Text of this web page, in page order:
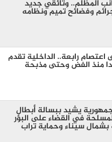
المظلم.. وثائقي جديد
وفضائح تميم ونظامه
رابعة.. الداخلية تقدم
منذ الفض وحتى مذبحة
يشيد ببسالة أبطال
في القضاء على البؤر
بشمال سيناء وحماية تراب